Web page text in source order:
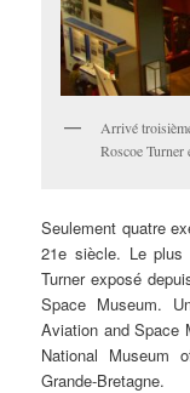
Arrivé
Roscoe
Seulement quatre
21e siècle. Le plus
Turner exposé
Space Museum.
Aviation and Space
National Museum
Grande-Bretagne.